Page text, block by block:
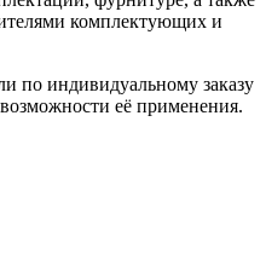
комплектующих и
по индивидуальному заказу
её применения.